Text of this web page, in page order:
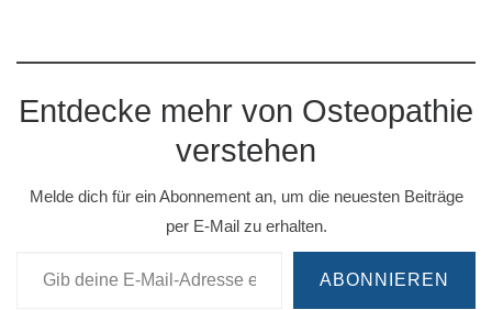
Entdecke mehr von Osteopathie
verstehen
Melde dich für ein Abonnement an, um die neuesten Beiträge
per E-Mail zu erhalten.
Gib deine E-Mail-Adresse ein ...
ABONNIEREN